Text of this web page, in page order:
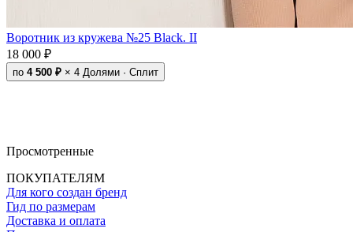
Воротник из кружева №25 Black. II
18 000 ₽
по 4 500 ₽ × 4 Долями · Сплит
Просмотренные
ПОКУПАТЕЛЯМ
Для кого создан бренд
Гид по размерам
Доставка и оплата